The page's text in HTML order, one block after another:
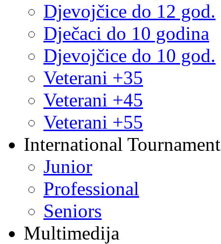
Djevojčice do 12 god.
Dječaci do 10 godina
Djevojčice do 10 god.
Veterani +35
Veterani +45
Veterani +55
International
Junior
Professional
Seniors
Multimedija